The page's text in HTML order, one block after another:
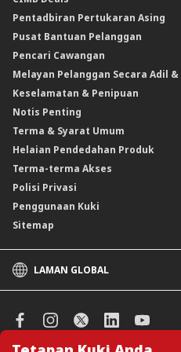
Instrumen Deposit Boleh Niaga Kadar
Instrumen Boleh Niaga Islam (INI)
Produk Berstruktur
Produk Berstruktur Islam
Skim Persaraan Swasta (PRS)
Clicks Trader
Instrumen Deposit Boleh Niaga
Unit Amanah Harga Berubah ASNB
Insurans/Takaful Hartanah
Kadar Keuntungan & Caj
Kadar Asas Standard /Kadar Asas /
Pentadbiran Pertukaran Asing
Pusat Bantuan Pelanggan
Pencari Cawangan
Melayan Pelanggan Secara Adil
Keselamatan & Penipuan
Notis Penting
Terma & Syarat Umum
Helaian Pendedahan Produk
Terma-terma Akses
Polisi Privasi
Penggunaan Kuki
Sitemap
LAMAN GLOBAL
CIMB Islamic
CIMB Bank (SG)